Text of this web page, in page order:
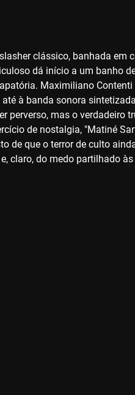
clássico, banhada em
dá início a um banho
Maximiliano
à banda sonora
perverso, mas o verdadeiro
de nostalgia, "Matiné
de que o terror de culto
claro, do medo partilhado às